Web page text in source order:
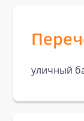
уличный